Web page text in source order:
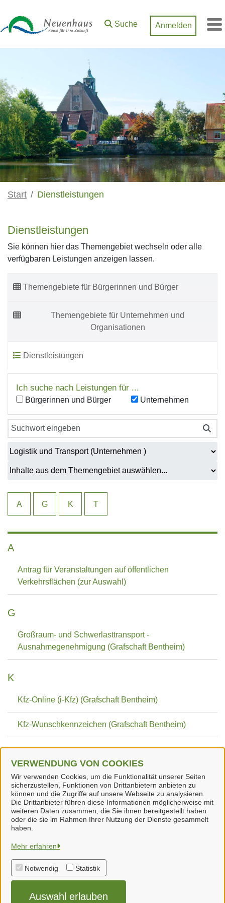
VERWENDUNG VON COOKIES
Wir verwenden Cookies, um die Funktionalität unserer Seiten
sicherzustellen, Funktionen von Drittanbietern anbieten zu
können und die Zugriffe auf unsere Webseite zu analysieren.
Die Drittanbieter führen diese Informationen möglicherweise mit
weiteren Daten zusammen, die Sie ihnen bereitgestellt haben
oder die sie im Rahmen Ihrer Nutzung der Dienste gesammelt
haben.
Mehr erfahren
Notwendig Statistik
Auswahl erlauben
Suche Anmelden
Start Dienstleistungen
Dienstleistungen
Sie können hier das Themengebiet wechseln oder alle
verfügbaren Leistungen anzeigen lassen.
Themengebiete für Bürgerinnen und Bürger
Themengebiete für Unternehmen und
Organisationen
Dienstleistungen
Ich suche nach Leistungen für ...
Bürgerinnen und Bürger Unternehmen
A G K T
A
Antrag für Veranstaltungen auf öffentlichen
Verkehrsflächen (zur Auswahl)
G
Großraum- und Schwerlasttransport -
Ausnahmegenehmigung (Grafschaft Bentheim)
K
Kfz-Online (i-Kfz) (Grafschaft Bentheim)
Kfz-Wunschkennzeichen (Grafschaft Bentheim)
Terminvereinbarung Zulassungsstelle (Grafschaft
Bentheim)
Samtgemeinde Neuenhaus
Alle Rechte vorbehalten